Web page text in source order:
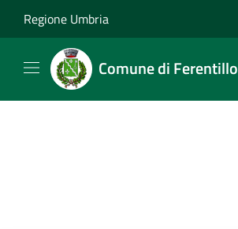
Regione Umbria
Comune di Ferentillo